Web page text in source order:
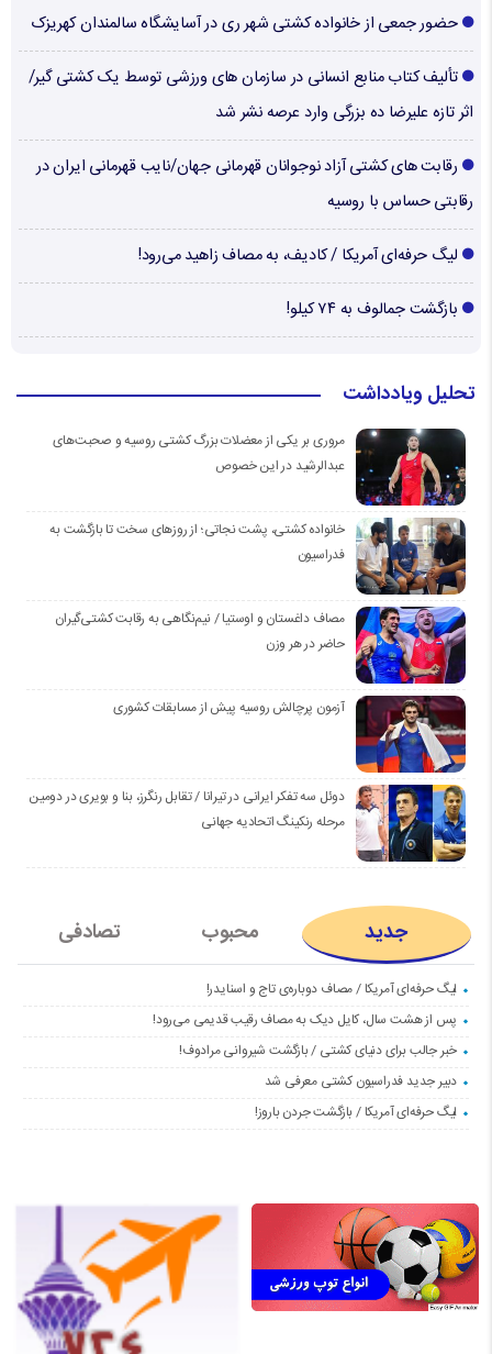
حضور جمعی از خانواده کشتی شهر ری در آسایشگاه سالمندان کهریزک
تألیف کتاب منابع انسانی در سازمان های ورزشی توسط یک کشتی گیر/
اثر تازه علیرضا ده بزرگی وارد عرصه نشر شد
رقابت های کشتی آزاد نوجوانان قهرمانی جهان/نایب قهرمانی ایران در
رقابتی حساس با روسیه
لیگ حرفه‌ای آمریکا / کادیف، به مصاف زاهید می‌رود!
بازگشت جمالوف به ۷۴ کیلو!
تحلیل ویادداشت
مروری بر یکی از معضلات بزرگ کشتی روسیه و صحبت‌های
عبدالرشید در این خصوص
خانواده کشتی، پشت نجاتی؛ از روزهای سخت تا بازگشت به
فدراسیون
مصاف داغستان و اوستیا / نیم‌نگاهی به رقابت کشتی‌گیران
حاضر در هر وزن
آزمون پرچالش روسیه پیش از مسابقات کشوری
دوئل سه تفکر ایرانی در تیرانا / تقابل رنگرز، بنا و بویری در دومین
مرحله رنکینگ اتحادیه جهانی
جدید محبوب تصادفی
لیگ حرفه‌ای آمریکا / مصاف دوباره‌ی تاج و اسنایدر!
پس از هشت سال، کایل دیک به مصاف رقیب قدیمی می‌رود!
خبر جالب برای دنیای کشتی / بازگشت شیروانی مرادوف!
دبیر جدید فدراسیون کشتی معرفی شد
لیگ حرفه‌ای آمریکا / بازگشت جردن باروز!